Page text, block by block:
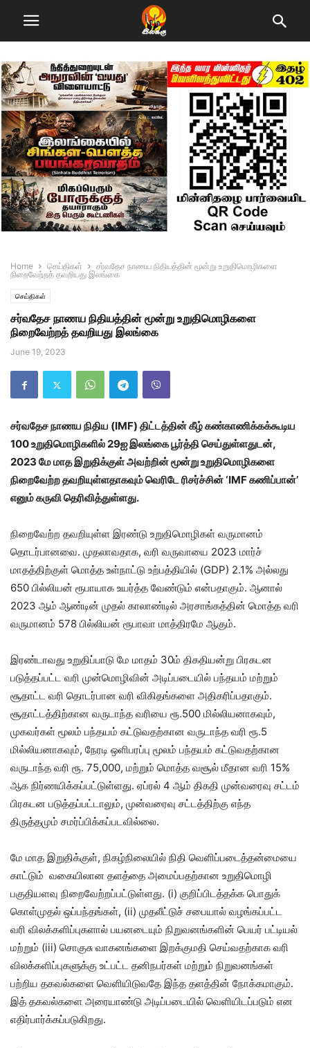
Home செய்திகள்
சர்வதேச நாணய நிதியத்தின் மூன்று உறுதிமொழிகளை
நிறைவேற்றத் தவறியது இலங்கை
செய்திகள்
சர்வதேச நாணய நிதியத்தின் மூன்று உறுதிமொழிகளை
நிறைவேற்றத் தவறியது இலங்கை
June 19, 2023
சர்வதேச நாணய நிதிய (IMF) திட்டத்தின் கீழ் கண்காணிக்கக்கூடிய
100 உறுதிமொழிகளில் 29ஐ இலங்கை பூர்த்தி செய்துள்ளதுடன்,
2023 மே மாத இறுதிக்குள் அவற்றின் மூன்று உறுதிமொழிகளை
நிறைவேற்ற தவறியுள்ளதாகவும் வெரிடே ரிசர்ச்சின் ‘IMF கணிப்பான்’
எனும் கருவி தெரிவித்துள்ளது.
நிறைவேற்ற தவறியுள்ள இரண்டு உறுதிமொழிகள் வருமானம்
தொடர்பானவை. முதலாவதாக, வரி வருவாயை 2023 மார்ச்
மாதத்திற்குள் மொத்த உள்நாட்டு உற்பத்தியில் (GDP) 2.1% அல்லது
650 பில்லியன் ரூபாயாக உயர்த்த வேண்டும் என்பதாகும். ஆனால்
2023 ஆம் ஆண்டின் முதல் காலாண்டில் அரசாங்கத்தின் மொத்த வரி
வருமானம் 578 பில்லியன் ரூபாவா மாத்திரமே ஆகும்.
இரண்டாவது உறுதிப்பாடு மே மாதம் 30ம் திகதியன்று பிரகடன
படுத்தப்பட்ட வரி முன்மொழிவின் அடிப்படையில் பந்தயம் மற்றும்
சூதாட்ட வரி தொடர்பான வரி விகிதங்களை அதிகரிப்பதாகும்.
சூதாட்டத்திற்கான வருடாந்த வரியை ரூ.500 மில்லியனாகவும்,
முகவர்கள் மூலம் பந்தயம் கட்டுவதற்கான வருடாந்த வரி ரூ.5
மில்லியனாகவும், நேரடி ஒளிபரப்பு மூலம் பந்தயம் கட்டுவதற்கான
வருடாந்த வரி ரூ. 75,000, மற்றும் மொத்த வசூல் மீதான வரி 15%
ஆக நிர்ணயிக்கப்பட்டுள்ளது. ஏப்ரல் 4 ஆம் திகதி முன்வரைவு சட்டம்
பிரகடன படுத்தப்பட்டாலும், முன்வரைவு சட்டத்திற்கு எந்த
திருத்தமும் சமர்ப்பிக்கப்படவில்லை.
மே மாத இறுதிக்குள், நிகழ்நிலையில் நிதி வெளிப்படைத்தன்மையை
காட்டும் வகையிலான தளத்தை அமைப்பதற்கான உறுதிமொழி
பகுதியளவு நிறைவேற்றப்பட்டுள்ளது. (i) குறிப்பிடத்தக்க பொதுக்
கொள்முதல் ஒப்பந்தங்கள், (ii) முதலீட்டுச் சபையால் வழங்கப்பட்ட
வரி விலக்களிப்புகளால் பயனடையும் நிறுவனங்களின் பெயர் பட்டியல்
மற்றும் (iii) சொகுசு வாகனங்களை இறக்குமதி செய்வதற்காக வரி
விலக்களிப்புகளுக்கு உட்பட்ட தனிநபர்கள் மற்றும் நிறுவனங்கள்
பற்றிய தகவல்களை வெளியிடுவதே இந்த தளத்தின் நோக்கமாகும்.
இத் தகவல்களை அரையாண்டு அடிப்படையில் வெளியிடப்படும் என
எதிர்பார்க்கப்படுகிறது.